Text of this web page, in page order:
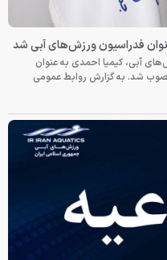
فدراسیون ورزش‌های آبی شد
آبی، کیمیا احمدی به عنوان
شد. به گزارش روابط عمومی